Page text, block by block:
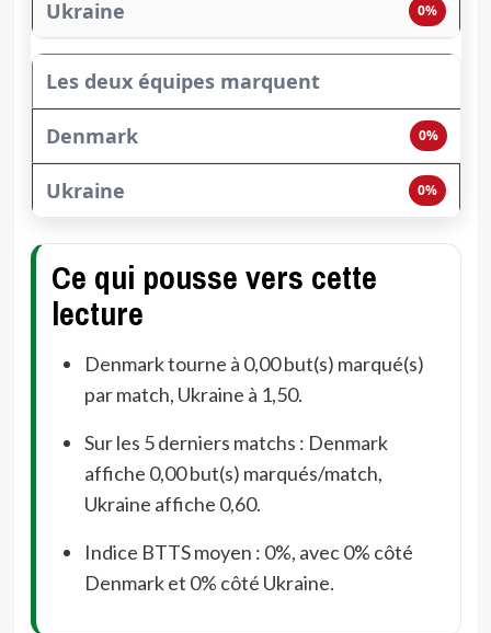
0%
Les deux équipes marquent
0%
0%
Ce qui pousse vers cette
lecture
Denmark tourne à 0,00 but(s) marqué(s)
par match, Ukraine à 1,50.
Sur les 5 derniers matchs : Denmark
affiche 0,00 but(s) marqués/match,
Ukraine affiche 0,60.
Indice BTTS moyen : 0%, avec 0% côté
Denmark et 0% côté Ukraine.